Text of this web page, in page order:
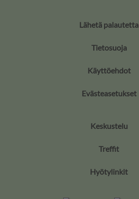
Lähetä palautetta
Tietosuoja
Käyttöehdot
Evästeasetukset
Keskustelu
Treffit
Hyötylinkit